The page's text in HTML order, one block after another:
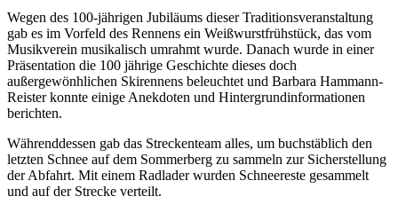
Wegen des 100-jährigen Jubiläums dieser Traditionsveranstaltung
gab es im Vorfeld des Rennens ein Weißwurstfrühstück, das vom
Musikverein musikalisch umrahmt wurde. Danach wurde in einer
Präsentation die 100 jährige Geschichte dieses doch
außergewönhlichen Skirennens beleuchtet und Barbara Hammann-
Reister konnte einige Anekdoten und Hintergrundinformationen
berichten.
Währenddessen gab das Streckenteam alles, um buchstäblich den
letzten Schnee auf dem Sommerberg zu sammeln zur Sicherstellung
der Abfahrt. Mit einem Radlader wurden Schneereste gesammelt
und auf der Strecke verteilt.